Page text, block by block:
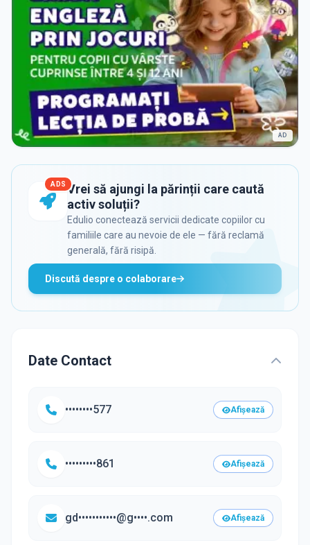
AD
ADS Vrei să ajungi la părinții care caută
activ soluții?
Edulio conectează servicii dedicate copiilor cu
familiile care au nevoie de ele — fără reclamă
generală, fără risipă.
Discută despre o colaborare
Date Contact
••••••••577 Afișează
•••••••••861 Afișează
gd•••••••••••@g••••.com Afișează